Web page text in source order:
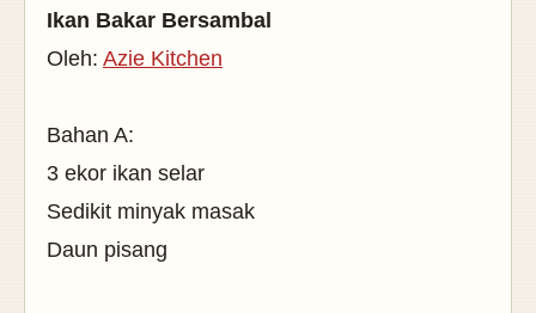
Ikan Bakar Bersambal
Oleh: Azie Kitchen
Bahan A:
3 ekor ikan selar
Sedikit minyak masak
Daun pisang